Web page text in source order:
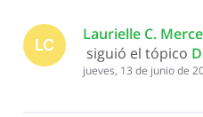
LC
Laurielle C.
siguió el tópico
jueves, 13 de junio de